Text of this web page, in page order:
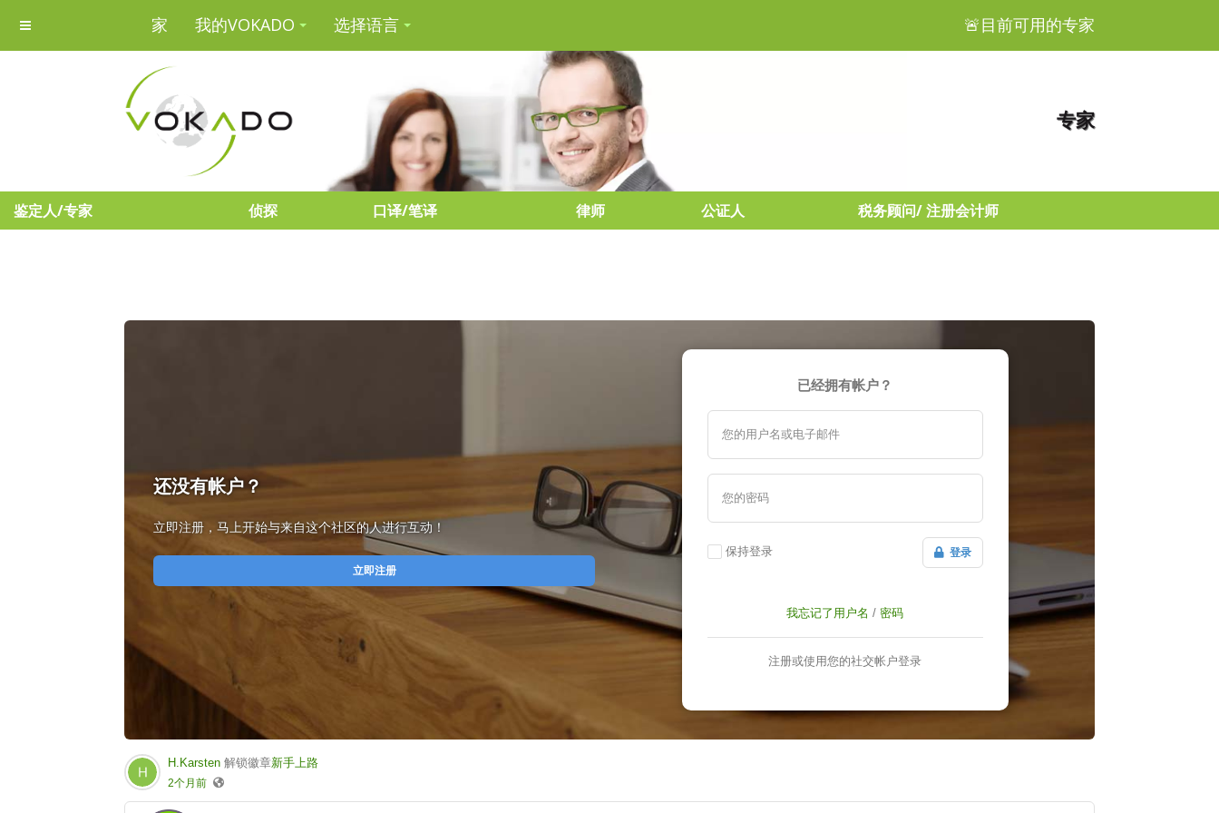
家 我的VOKADO 选择语言 🚨目前可用的专家
专家
鉴定人/专家 侦探 口译/笔译 律师 公证人 税务顾问/ 注册会计师
还没有帐户？
立即注册，马上开始与来自这个社区的人进行互动！
立即注册
已经拥有帐户？
您的用户名或电子邮件
您的密码
保持登录 登录
我忘记了用户名 / 密码
注册或使用您的社交帐户登录
H.Karsten 解锁徽章新手上路
2个月前